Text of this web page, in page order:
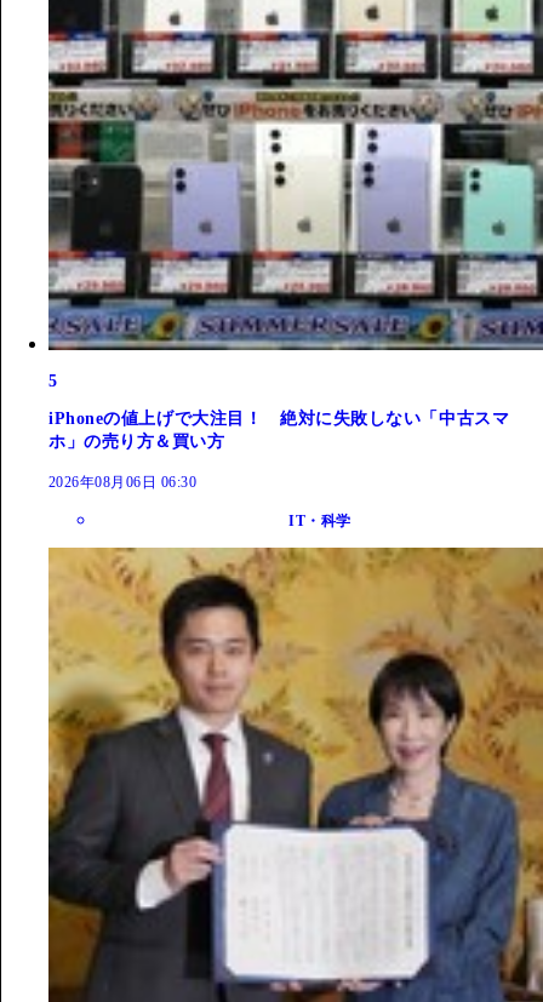
5
iPhoneの値上げで大注目！ 絶対に失敗しない「中古スマ
ホ」の売り方＆買い方
2026年08月06日 06:30
IT・科学